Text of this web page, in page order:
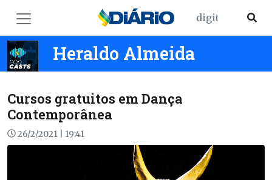
Heraldo Almeida
Cursos gratuitos em Dança
Contemporânea
26/2/2021 | 19:41